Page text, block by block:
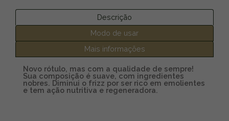
Descrição
Modo de usar
Mais informações
Novo rótulo, mas com a qualidade de sempre!
Sua composição é suave, com ingredientes
nobres. Diminui o frizz por ser rico em emolientes
e tem ação nutritiva e regeneradora.